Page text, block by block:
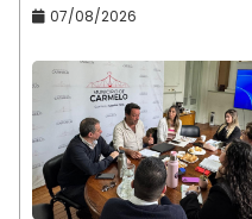
07/08/2026